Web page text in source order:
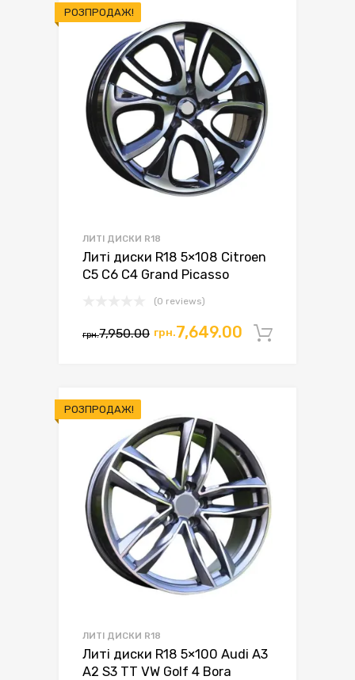
РОЗПРОДАЖ!
ЛИТІ ДИСКИ R18
Литі диски R18 5×108 Citroen
C5 C6 C4 Grand Picasso
(0 reviews)
грн.7,950.00 грн.7,649.00
РОЗПРОДАЖ!
ЛИТІ ДИСКИ R18
Литі диски R18 5×100 Audi A3
A2 S3 TT VW Golf 4 Bora